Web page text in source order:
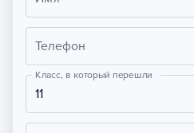
Телефон
Класс, в который перешли
11